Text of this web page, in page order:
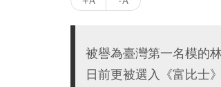
被譽為臺灣第一名模的
日前更被選入《富比士